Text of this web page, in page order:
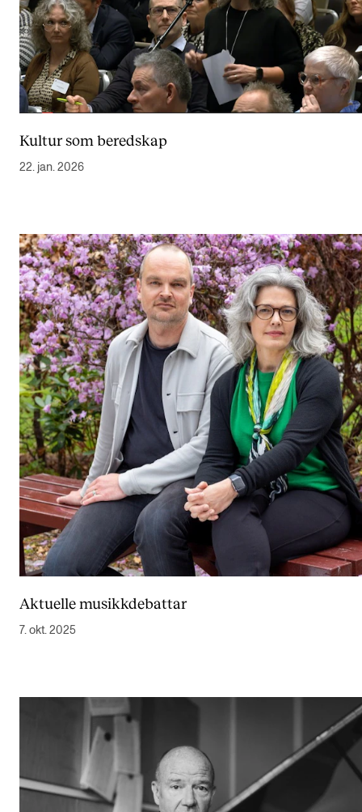
Kultur som beredskap
22. jan. 2026
Aktuelle musikkdebattar
7. okt. 2025